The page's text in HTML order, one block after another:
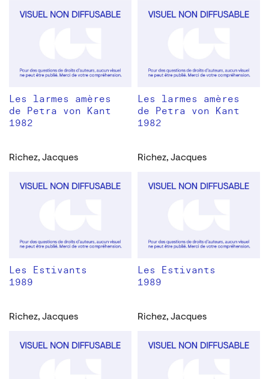
Les larmes amères
de Petra von Kant
1982
Les larmes amères
de Petra von Kant
1982
Richez, Jacques
Les Estivants
1989
Richez, Jacques
Les Estivants
1989
Richez, Jacques Richez, Jacques